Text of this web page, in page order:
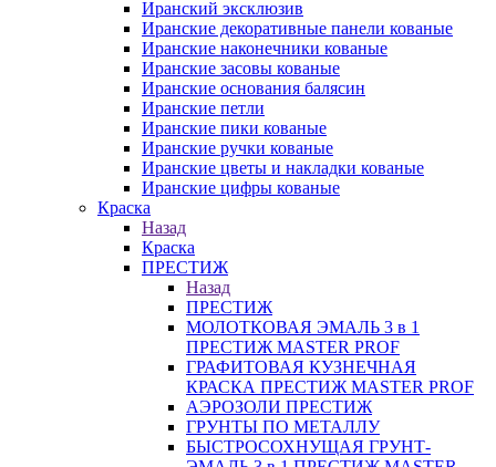
Иранский эксклюзив
Иранские декоративные панели кованые
Иранские наконечники кованые
Иранские засовы кованые
Иранские основания балясин
Иранские петли
Иранские пики кованые
Иранские ручки кованые
Иранские цветы и накладки кованые
Иранские цифры кованые
Краска
Назад
Краска
ПРЕСТИЖ
Назад
ПРЕСТИЖ
МОЛОТКОВАЯ ЭМАЛЬ 3 в 1
ПРЕСТИЖ MASTER PROF
ГРАФИТОВАЯ КУЗНЕЧНАЯ
КРАСКА ПРЕСТИЖ MASTER PROF
АЭРОЗОЛИ ПРЕСТИЖ
ГРУНТЫ ПО МЕТАЛЛУ
БЫСТРОСОХНУЩАЯ ГРУНТ-